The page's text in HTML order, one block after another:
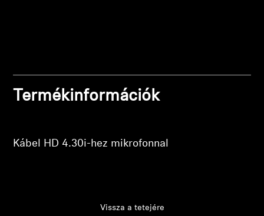
Termékinformációk
Kábel HD 4.30i-hez mikrofonnal
Vissza a tetejére
mentett tételeidet.